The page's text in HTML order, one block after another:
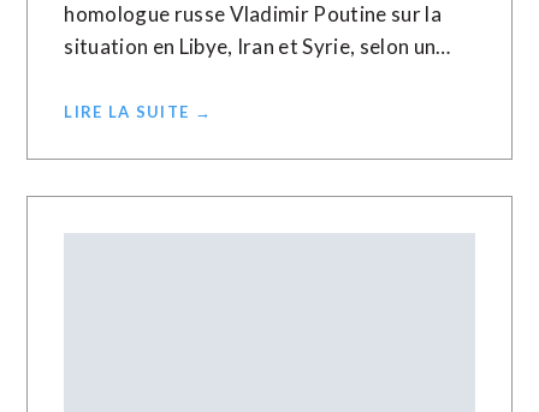
homologue russe Vladimir Poutine sur la
situation en Libye, Iran et Syrie, selon un…
LIRE LA SUITE →